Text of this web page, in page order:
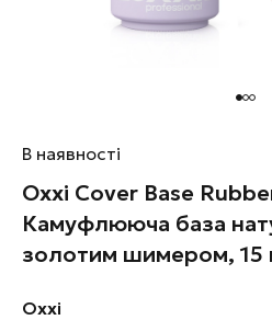
В наявності
Oxxi Cover Base
Камуфлююча база
золотим шимером, 15
Oxxi